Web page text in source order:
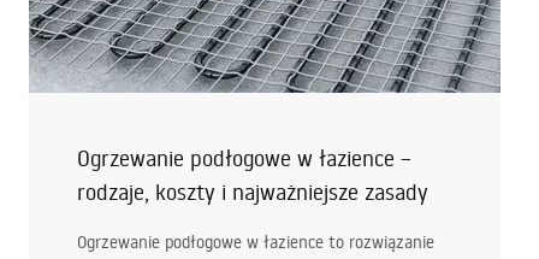
Ogrzewanie podłogowe w łazience –
rodzaje, koszty i najważniejsze zasady
Ogrzewanie podłogowe w łazience to rozwiązanie